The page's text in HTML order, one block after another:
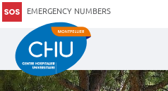
EMERGENCY NUMBERS